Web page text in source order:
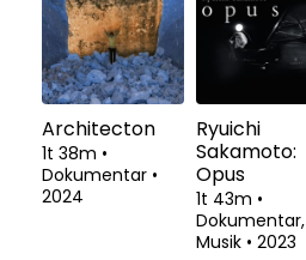
Architecton
1t 38m •
Dokumentar •
2024
Ryuichi
Sakamoto:
Opus
1t 43m •
Dokumentar,
Musik • 2023